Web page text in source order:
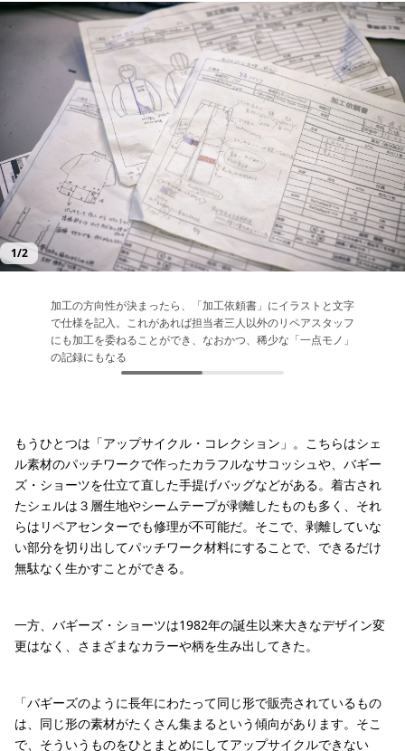
加工の方向性が決まったら、「加工依頼書」にイラストと文字で仕様を記入。こ
穴の開いた膝にチェック柄の生地を当てたパンツ、擦り切れた手首に色違いの布
1/2
加工の方向性が決まったら、「加工依頼書」にイラストと文字
で仕様を記入。これがあれば担当者三人以外のリペアスタッフ
にも加工を委ねることができ、なおかつ、稀少な「一点モノ」
の記録にもなる
穴の開いた膝にチェック柄の生地を当てたパンツ、擦り切れた
手首に色違いの布を当てたたシャツ、切り返し部のほつれた縫
製を直してワンポイントを加えたウインドシェル。いずれも
「ハンドワーク・コレクション」から
もうひとつは「アップサイクル・コレクション」。こちらはシェ
ル素材のパッチワークで作ったカラフルなサコッシュや、バギー
ズ・ショーツを仕立て直した手提げバッグなどがある。着古され
たシェルは３層生地やシームテープが剥離したものも多く、それ
らはリペアセンターでも修理が不可能だ。そこで、剥離していな
い部分を切り出してパッチワーク材料にすることで、できるだけ
無駄なく生かすことができる。
一方、バギーズ・ショーツは1982年の誕生以来大きなデザイン変
更はなく、さまざまなカラーや柄を生み出してきた。
「バギーズのように長年にわたって同じ形で販売されているもの
は、同じ形の素材がたくさん集まるという傾向があります。そこ
で、そういうものをひとまとめにしてアップサイクルできない